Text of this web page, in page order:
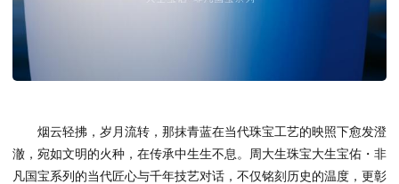
烟云轻拂，岁月流转，那抹青蓝在当代珠宝工艺的映照下愈发澄
澈，宛如文明的火种，在传承中生生不息。周大生珠宝大生宝佑・非
凡国宝系列的当代匠心与千年技艺对话，不仅铭刻历史的温度，更彰